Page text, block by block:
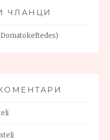
ЧЛАНЦИ